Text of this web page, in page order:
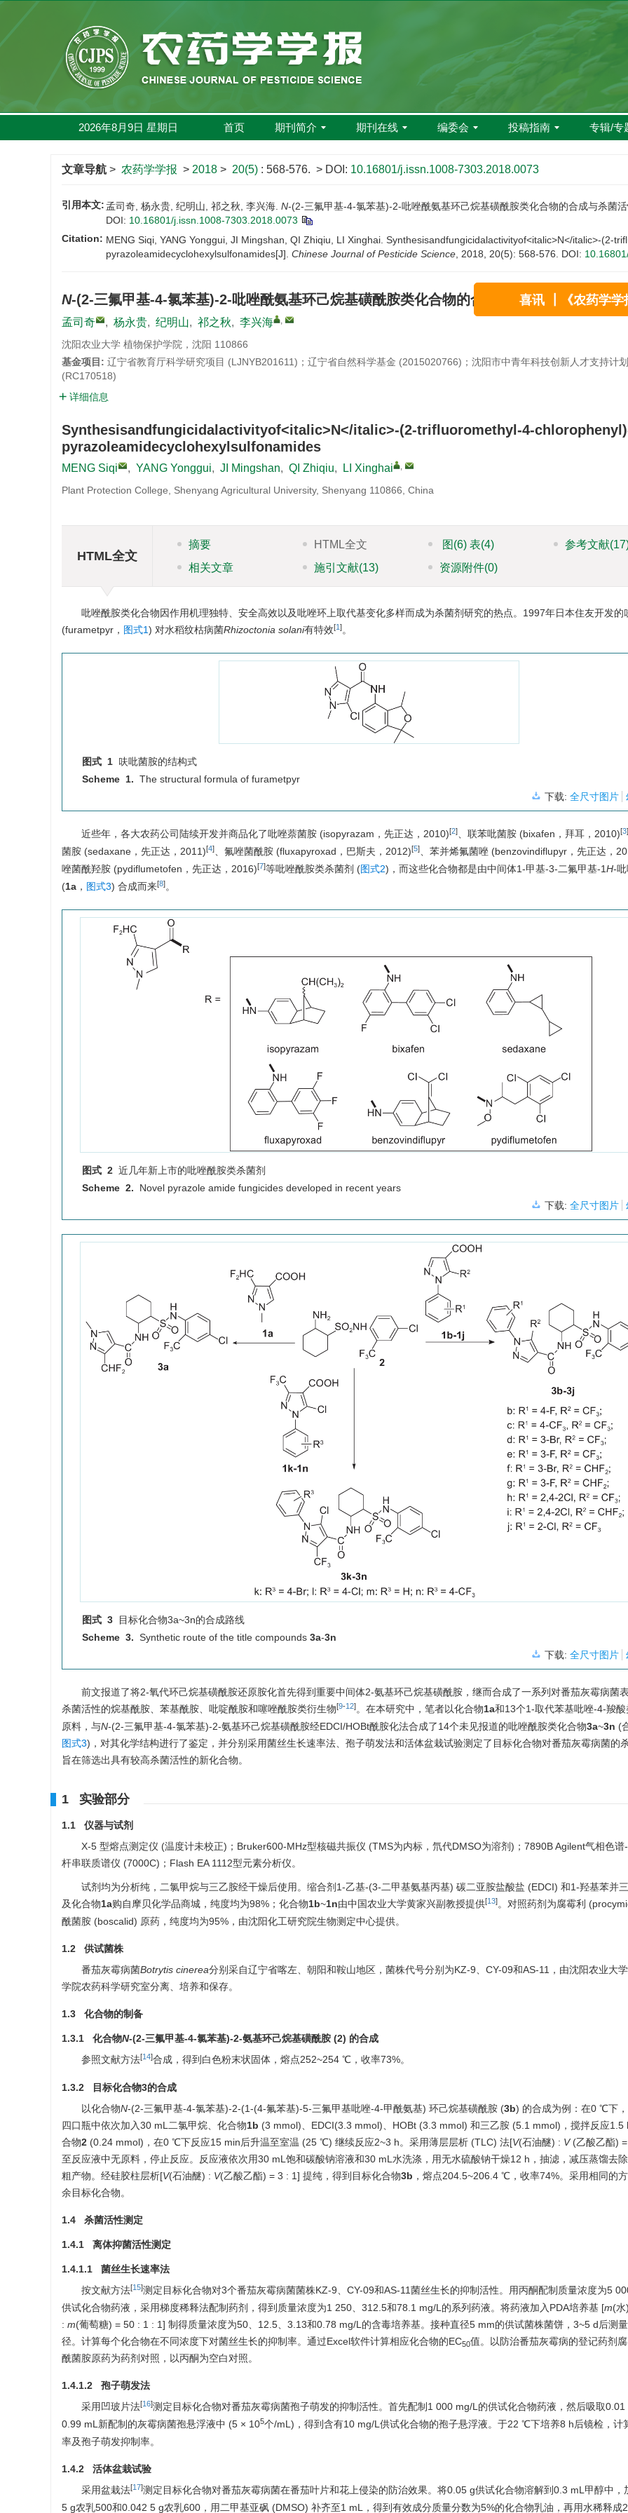
2026年8月9日 星期日 首页 期刊简介 期刊在线 编委会 投稿指南 专辑/专
文章导航 > 农药学学报 > 2018 > 20(5) : 568-576. > DOI: 10.16801/j.issn.1008-7303.2018.0073
引用本文:孟司奇, 杨永贵, 纪明山, 祁之秋, 李兴海. N-(2-三氟甲基-4-氯苯基)-2-吡唑酰氨基环己烷基磺酰胺类化合物的合成与杀菌
DOI: 10.16801/j.issn.1008-7303.2018.0073
Citation: MENG Siqi, YANG Yonggui, JI Mingshan, QI Zhiqiu, LI Xinghai. Synthesisandfungicidalactivityof<italic>N</italic>-(2-
pyrazoleamidecyclohexylsulfonamides[J]. Chinese Journal of Pesticide Science , 2018, 20(5): 568-576. DOI:
N-(2-三氟甲基-4-氯苯基)-2-吡唑酰氨基环己烷基磺酰胺类化合物的合成与杀菌活性
孟司奇 , 杨永贵, 纪明山, 祁之秋, 李兴海 ,
沈阳农业大学 植物保护学院，沈阳 110866
基金项目: 辽宁省教育厅科学研究项目 (LJNYB201611)；辽宁省自然科学基金 (2015020766)；沈阳市中青年科技创新人才支持计
(RC170518)
详细信息
Synthesisandfungicidalactivityof<italic>N</italic>-(2-trifluoromethyl-4-
pyrazoleamidecyclohexylsulfonamides
MENG Siqi , YANG Yonggui, JI Mingshan, QI Zhiqiu, LI Xinghai ,
Plant Protection College, Shenyang Agricultural University, Shenyang 110866, China
HTML全文
摘要 HTML全文 图 (6) 表(4) 参考文献
相关文章
施引文献(13) 资源附件(0)
吡唑酰胺类化合物因作用机理独特、安全高效以及吡唑环上取代基变化多样而成为杀菌剂研究的热点。1997年日本住友开发的
(furametpyr， 图式1) 对水稻纹枯病菌Rhizoctonia solani有特效[1]。
图式 1 呋吡菌胺的结构式
Scheme 1. The structural formula of furametpyr
下载: 全尺寸图片
近些年，各大农药公司陆续开发并商品化了吡唑萘菌胺 (isopyrazam，先正达，2010)[2] 、联苯吡菌胺 (bixafen，拜耳，2010)[3]
菌胺 (sedaxane，先正达，2011)[4] 、氟唑菌酰胺 (fluxapyroxad，巴斯夫，2012)[5]
、苯并烯氟菌唑 (benzovindiflupyr，先正达，
唑菌酰羟胺 (pydiflumetofen，先正达，2016)[7]等吡唑酰胺类杀菌剂 (图式2)，而这些化合物都是由中间体1-甲基-3-二氟甲基-1H-
(1a ， 图式3) 合成而来[8]。
图式 2 近几年新上市的吡唑酰胺类杀菌剂
Scheme 2.
Novel pyrazole amide fungicides developed in recent years
下载: 全尺寸图片
图式 3
目标化合物3a~3n的合成路线
Scheme 3. Synthetic route of the title compounds 3a-3n
下载: 全尺寸图片
前文报道了将2-氧代环己烷基磺酰胺还原胺化首先得到重要中间体2-氨基环己烷基磺酰胺，继而合成了一系列对番茄灰霉病菌
杀菌活性的烷基酰胺、苯基酰胺、吡啶酰胺和噻唑酰胺类衍生物[9-12]。在本研究中，笔者以化合物1a和13个1-取代苯基吡唑-4-羧
原料，与N-(2-三氟甲基-4-氯苯基)-2-氨基环己烷基磺酰胺经EDCI/HOBt酰胺化法合成了14个未见报道的吡唑酰胺类化合物3a~3n (
图式3)，对其化学结构进行了鉴定，并分别采用菌丝生长速率法、孢子萌发法和活体盆栽试验测定了目标化合物对番茄灰霉病菌的
旨在筛选出具有较高杀菌活性的新化合物。
1 实验部分
1.1 仪器与试剂
X-5 型熔点测定仪 (温度计未校正)；Bruker600-MHz型核磁共振仪 (TMS为内标，氘代DMSO为溶剂)；7890B Agilent气相色谱
杆串联质谱仪 (7000C)；Flash EA 1112型元素分析仪。
试剂均为分析纯，二氯甲烷与三乙胺经干燥后使用。缩合剂1-乙基-(3-二甲基氨基丙基) 碳二亚胺盐酸盐 (EDCI) 和1-羟基苯并
及化合物1a购自摩贝化学品商城，纯度均为98%；化合物1b~1n由中国农业大学黄家兴副教授提供[13]。对照药剂为腐霉利
酰菌胺 (boscalid) 原药，纯度均为95%，由沈阳化工研究院生物测定中心提供。
1.2 供试菌株
番茄灰霉病菌Botrytis cinerea分别采自辽宁省喀左、朝阳和鞍山地区，菌株代号分别为KZ-9、CY-09和AS-11，由沈阳农业大
学院农药科学研究室分离、培养和保存。
1.3 化合物的制备
1.3.1 化合物N-(2-三氟甲基-4-氯苯基)-2-氨基环己烷基磺酰胺 (2) 的合成
参照文献方法[14]合成，得到白色粉末状固体，熔点252~254 ℃，收率73%。
1.3.2 目标化合物3的合成
以化合物N-(2-三氟甲基-4-氯苯基)-2-(1-(4-氟苯基)-5-三氟甲基吡唑-4-甲酰氨基) 环己烷基磺酰胺 (3b) 的合成为例：在0 ℃下
四口瓶中依次加入30 mL二氯甲烷、化合物1b (3 mmol)、EDCI(3.3 mmol)、HOBt (3.3 mmol) 和三乙胺 (5.1 mmol)，搅拌反应1.5
合物2 (0.24 mmol)，在0 ℃下反应15 min后升温至室温 (25 ℃) 继续反应2~3 h。采用薄层层析 (TLC) 法[V(石油醚) : V(乙酸乙酯)
至反应液中无原料，停止反应。反应液依次用30 mL饱和碳酸钠溶液和30 mL水洗涤，用无水硫酸钠干燥12 h，抽滤，减压蒸馏去
粗产物。经硅胶柱层析[V(石油醚) : V(乙酸乙酯) = 3 : 1] 提纯，得到目标化合物3b ，熔点204.5~206.4 ℃，收率74%。采用相同的
余目标化合物。
1.4 杀菌活性测定
1.4.1 离体抑菌活性测定
1.4.1.1 菌丝生长速率法
按文献方法[15]测定目标化合物对3个番茄灰霉病菌菌株KZ-9、CY-09和AS-11菌丝生长的抑制活性。用丙酮配制质量浓度为5
供试化合物药液，采用梯度稀释法配制药剂，得到质量浓度为1 250、312.5和78.1 mg/L的系列药液。将药液加入PDA培养基 [m(
: m(葡萄糖) = 50 : 1 : 1] 制得质量浓度为50、12.5、3.13和0.78 mg/L的含毒培养基。接种直径5 mm的供试菌株菌饼，3~5 d后测
径。计算每个化合物在不同浓度下对菌丝生长的抑制率。通过Excel软件计算相应化合物的EC50值。以防治番茄灰霉病的登记药剂
酰菌胺原药为药剂对照，以丙酮为空白对照。
1.4.1.2 孢子萌发法
采用凹玻片法[16]测定目标化合物对番茄灰霉病菌孢子萌发的抑制活性。首先配制1 000 mg/L的供试化合物药液，然后吸取
0.99 mL新配制的灰霉病菌孢悬浮液中 (5 × 105个/mL)，得到含有10 mg/L供试化合物的孢子悬浮液。于22 ℃下培养8 h后镜检，计
率及孢子萌发抑制率。
1.4.2 活体盆栽试验
采用盆栽法[17]测定目标化合物对番茄灰霉病菌在番茄叶片和花上侵染的防治效果。将0.05 g供试化合物溶解到0.3 mL甲醇中，
5 g农乳500和0.042 5 g农乳600，用二甲基亚砜 (DMSO) 补齐至1 mL，得到有效成分质量分数为5%的化合物乳油，再用水稀释成